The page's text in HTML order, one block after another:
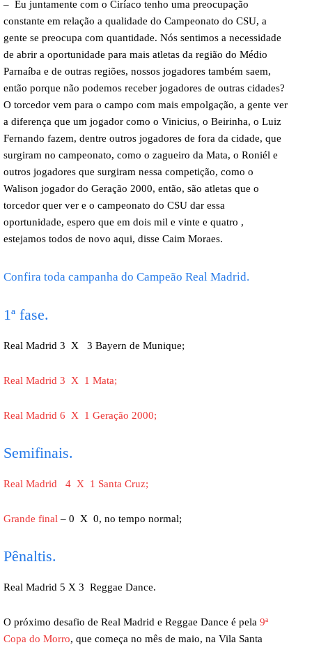
– Eu juntamente com o Ciríaco tenho uma preocupação
constante em relação a qualidade do Campeonato do CSU, a
gente se preocupa com quantidade. Nós sentimos a necessidade
de abrir a oportunidade para mais atletas da região do Médio
Parnaíba e de outras regiões, nossos jogadores também saem,
então porque não podemos receber jogadores de outras cidades?
O torcedor vem para o campo com mais empolgação, a gente ver
a diferença que um jogador como o Vinicius, o Beirinha, o Luiz
Fernando fazem, dentre outros jogadores de fora da cidade, que
surgiram no campeonato, como o zagueiro da Mata, o Roniél e
outros jogadores que surgiram nessa competição, como o
Walison jogador do Geração 2000, então, são atletas que o
torcedor quer ver e o campeonato do CSU dar essa
oportunidade, espero que em dois mil e vinte e quatro ,
estejamos todos de novo aqui, disse Caim Moraes.
Confira toda campanha do Campeão Real Madrid.
1ª fase.
Real Madrid 3 X 3 Bayern de Munique;
Real Madrid 3 X 1 Mata;
Real Madrid 6 X 1 Geração 2000;
Semifinais.
Real Madrid 4 X 1 Santa Cruz;
Grande final – 0 X 0, no tempo normal;
Pênaltis.
Real Madrid 5 X 3 Reggae Dance.
O próximo desafio de Real Madrid e Reggae Dance é pela 9ª
Copa do Morro, que começa no mês de maio, na Vila Santa